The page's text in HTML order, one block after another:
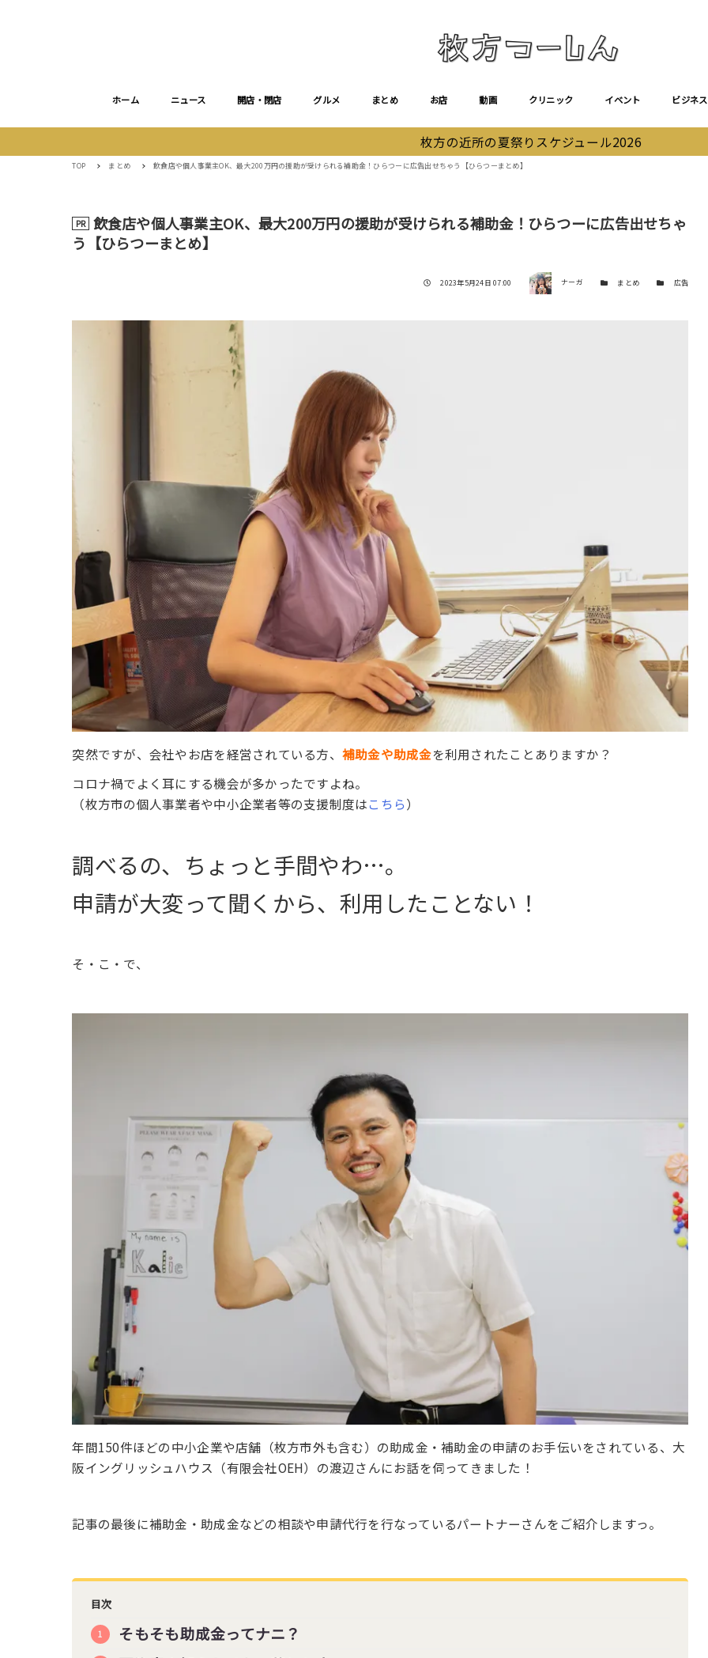
ホーム ニュース 開店・閉店 グルメ まとめ お店 動画 クリニック イベント ビジネス
枚方の近所の夏祭りスケジュール2026
TOP まとめ 飲食店や個人事業主OK、最大200万円の援助が受けられる補助金！ひらつーに広告出せちゃう【ひらつーまとめ】
PR 飲食店や個人事業主OK、最大200万円の援助が受けられる補助金！ひらつーに広告出せちゃ
う【ひらつーまとめ】
投稿日
2023年5月24日 07:00 著者 ナーガ カテゴリー
まとめ カテゴリー
広告
突然ですが、会社やお店を経営されている方、 補助金や助成金を利用されたことありますか？
コロナ禍でよく耳にする機会が多かったですよね。
（枚方市の個人事業者や中小企業者等の支援制度はこちら）
調べるの、ちょっと手間やわ…。
申請が大変って聞くから、利用したことない！
そ・こ・で、
年間150件ほどの中小企業や店舗（枚方市外も含む）の助成金・補助金の申請のお手伝いをされている、大
阪イングリッシュハウス（有限会社OEH）の渡辺さんにお話を伺ってきました！
記事の最後に補助金・助成金などの相談や申請代行を行なっているパートナーさんをご紹介しますっ。
目次
そもそも助成金ってナニ？